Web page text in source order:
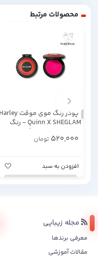
محصولات مرتبط
پودر رنگ موی موقت Harley
Quinn X SHEGLAM - رنگ
520,000 تومان
افزودن به سبد
مجله زیبایی
معرفی برندها
مقالات آموزشی